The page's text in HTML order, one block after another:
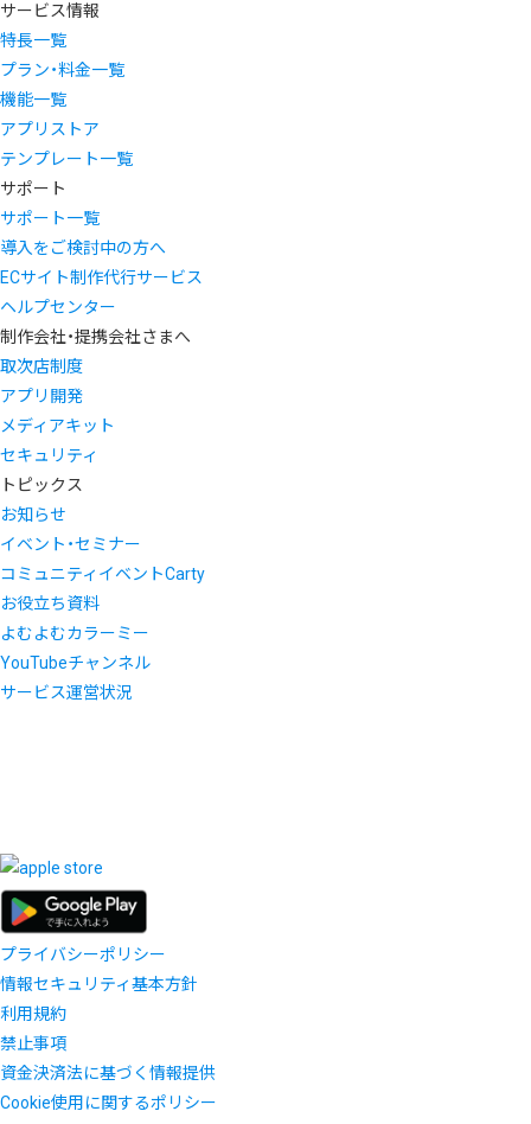
サービス情報
特長一覧
プラン・料金一覧
機能一覧
アプリストア
テンプレート一覧
サポート
サポート一覧
導入をご検討中の方へ
ECサイト制作代行サービス
ヘルプセンター
制作会社・提携会社さまへ
取次店制度
アプリ開発
メディアキット
セキュリティ
トピックス
お知らせ
イベント・セミナー
コミュニティイベントCarty
お役立ち資料
よむよむカラーミー
YouTubeチャンネル
サービス運営状況
プライバシーポリシー
情報セキュリティ基本方針
利用規約
禁止事項
資金決済法に基づく情報提供
Cookie使用に関するポリシー